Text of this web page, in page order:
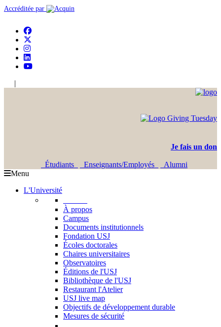
Accréditée par
|
Je fais un don
Étudiants Enseignants/Employés
Alumni
Menu
L'Université
À propos
Campus
Documents institutionnels
Fondation USJ
Écoles doctorales
Chaires universitaires
Observatoires
Éditions de l'USJ
Bibliothèque de l'USJ
Restaurant l'Atelier
USJ live map
Objectifs de développement durable
Mesures de sécurité